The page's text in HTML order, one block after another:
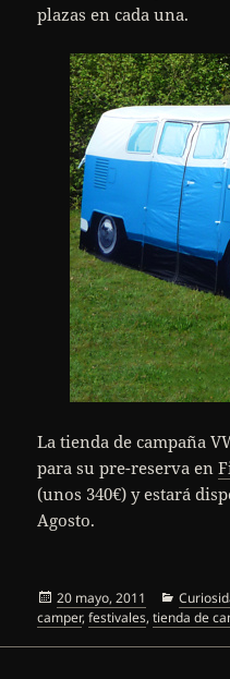
plazas en cada una.
La tienda de campaña
para su pre-reserva en
(unos 340€) y estará
Agosto.
Publicado
el
20 mayo, 2011
camper,festivales,tienda de